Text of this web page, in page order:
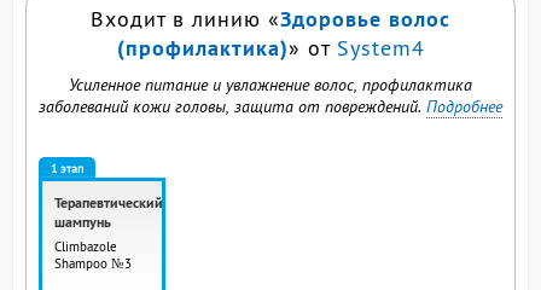
Входит в линию «Здоровье волос
(профилактика)» от System4
Усиленное питание и увлажнение волос, профилактика
заболеваний кожи головы, защита от повреждений. Подробнее
1 этап
Терапевтический
шампунь
Climbazole
Shampoo №3